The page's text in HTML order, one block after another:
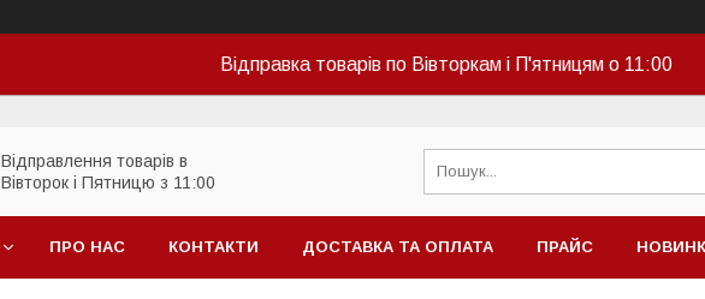
Відправка товарів по Вівторкам і П'ятницям о 11:00
Відправлення товарів в
Вівторок і Пятницю з 11:00
ПРО НАС КОНТАКТИ ДОСТАВКА ТА ОПЛАТА ПРАЙС